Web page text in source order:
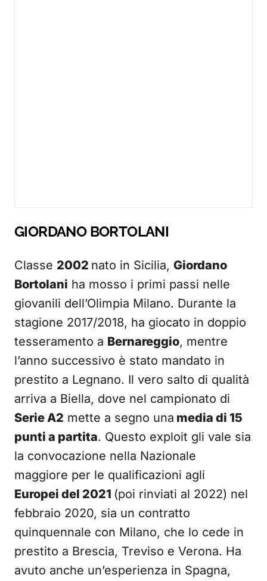
GIORDANO BORTOLANI
Classe 2002 nato in Sicilia, Giordano
Bortolani ha mosso i primi passi nelle
giovanili dell’Olimpia Milano. Durante la
stagione 2017/2018, ha giocato in doppio
tesseramento a Bernareggio, mentre
l’anno successivo è stato mandato in
prestito a Legnano. Il vero salto di qualità
arriva a Biella, dove nel campionato di
Serie A2 mette a segno una media di 15
punti a partita. Questo exploit gli vale sia
la convocazione nella Nazionale
maggiore per le qualificazioni agli
Europei del 2021 (poi rinviati al 2022) nel
febbraio 2020, sia un contratto
quinquennale con Milano, che lo cede in
prestito a Brescia, Treviso e Verona. Ha
avuto anche un’esperienza in Spagna,